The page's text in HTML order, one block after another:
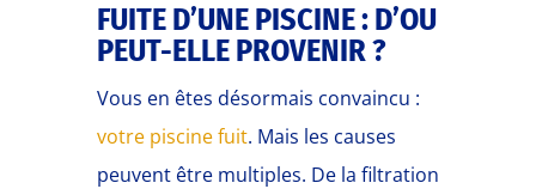
FUITE D’UNE PISCINE : D’OU
PEUT-ELLE PROVENIR ?
Vous en êtes désormais convaincu :
votre piscine fuit. Mais les causes
peuvent être multiples. De la filtration